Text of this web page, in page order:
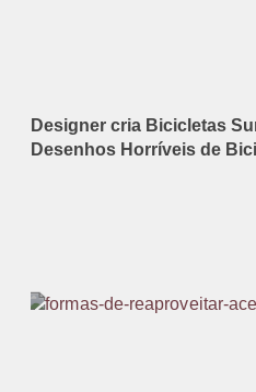
Designer cria Bicicletas
Desenhos Horríveis de